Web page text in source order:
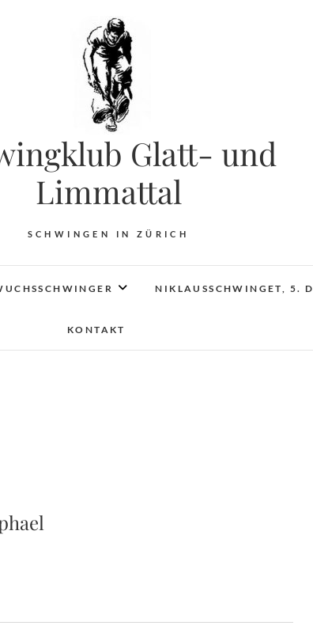
Glatt- und
Limmattal
SCHWINGEN IN ZÜRICH
NIKLAUSSCHWINGET, 5.
KONTAKT